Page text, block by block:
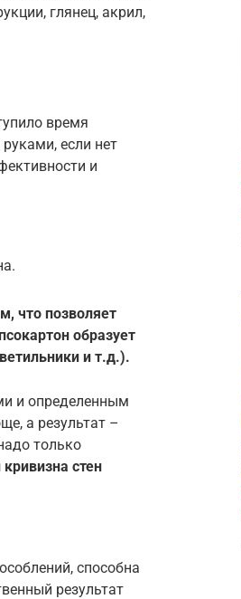
глянец, акрил,
время
если нет
и
что позволяет
образует
и т.д.).
и определенным
а результат –
только
кривизна стен
способна
результат